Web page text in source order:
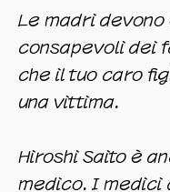
Le madri
consapevoli dei
che il tuo caro
una vittima.
Hiroshi Saito è
medico. I medici